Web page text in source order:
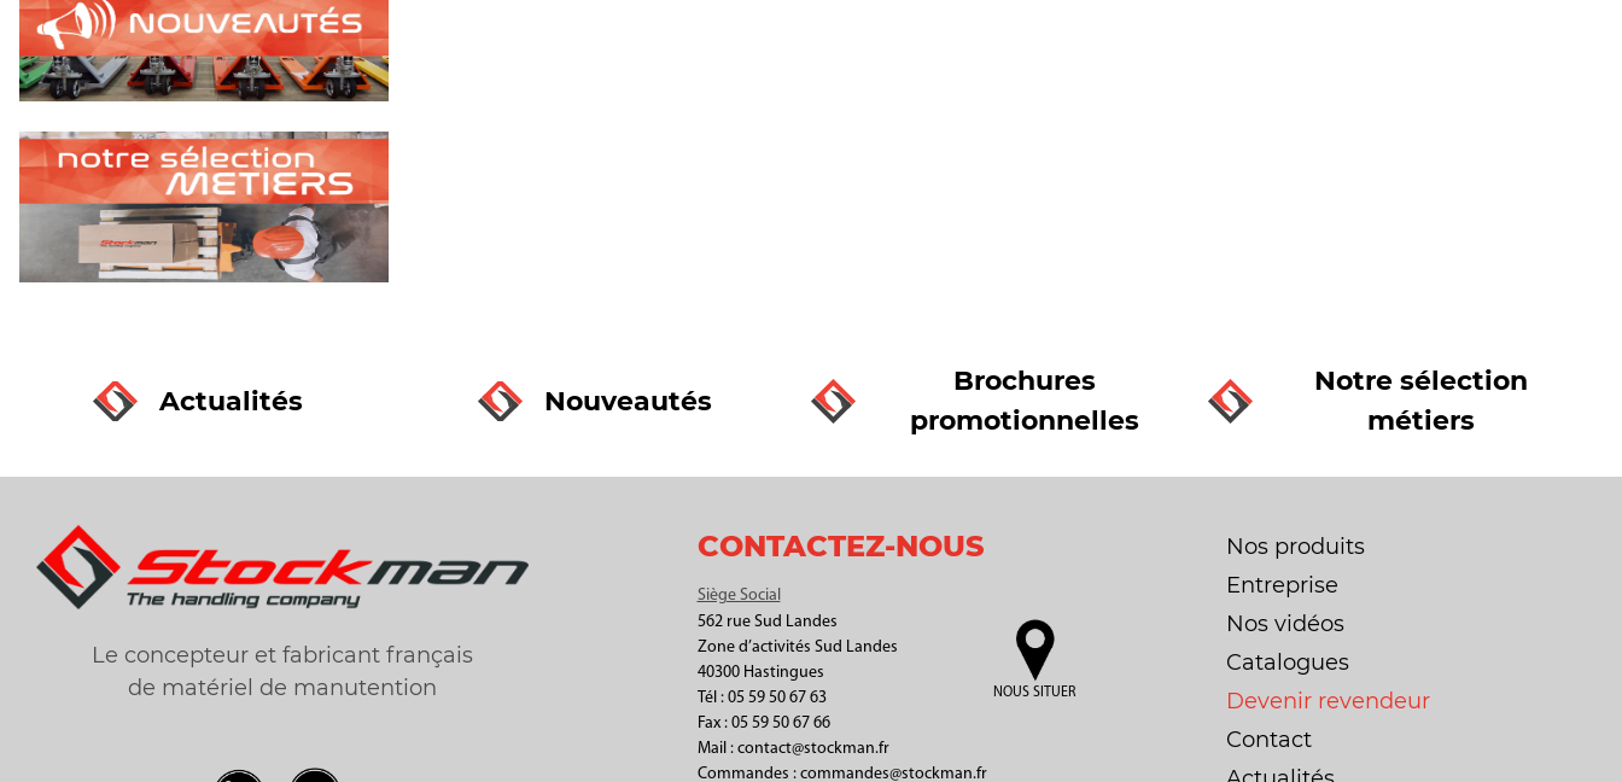
Actualités Nouveautés
Brochures
promotionnelles
Notre sélection
métiers
Le concepteur et fabricant français
de matériel de manutention
CONTACTEZ-NOUS
Siège Social
562 rue Sud Landes
Zone d’activités Sud Landes
40300 Hastingues
Tél : 05 59 50 67 63
Fax : 05 59 50 67 66
Mail : contact@stockman.fr
Commandes : commandes@stockman.fr
NOUS SITUER
Nos produits
Entreprise
Nos vidéos
Catalogues
Devenir revendeur
Contact